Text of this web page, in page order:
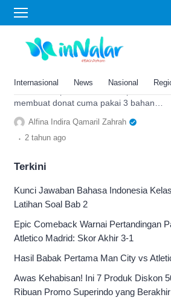
Internasional News Nasional
donat
Bikin Takjil Gak Mau Ribet? Ini
Dia Resep Donat Simpel Cuma
membuat donat cuma pakai 3 bahan
yang cocok untuk sajian takjil pada saat
buka puasa. Tidak perlu diuleni?
Alfina Indira Qamaril Zahrah
. 2 tahun ago
Terkini
Kunci Jawaban Bahasa Indonesia
Latihan Soal Bab 2
Epic Comeback Warnai Pertandingan
Atletico Madrid: Skor Akhir 3-1
Hasil Babak Pertama Man City vs
Awas Kehabisan! Ini 7 Produk Diskon
Ribuan Promo Superindo yang